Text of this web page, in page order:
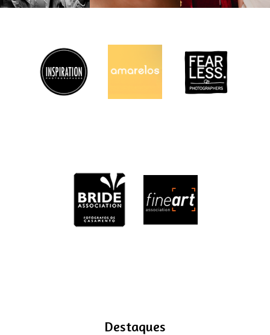
Destaques